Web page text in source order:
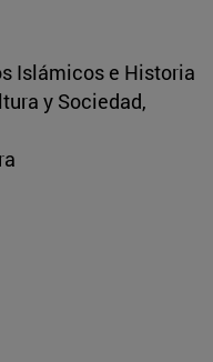
Islámicos e Historia
y Sociedad,